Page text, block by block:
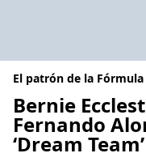
El patrón de la Fórmula
Bernie
Fernando
‘Dream